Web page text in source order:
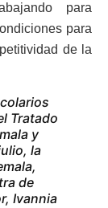
para
para
de la
Tratado
y
la
de
Ivannia